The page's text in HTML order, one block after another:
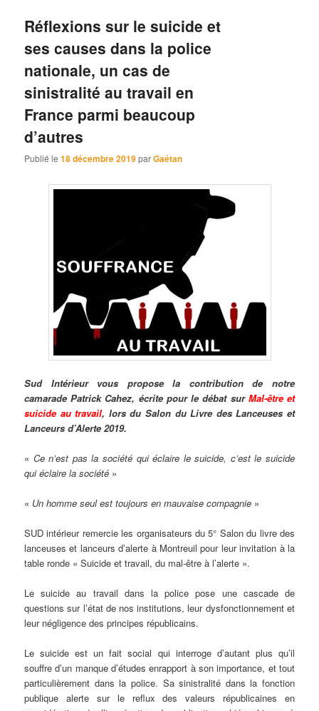
Réflexions sur le suicide et
ses causes dans la police
nationale, un cas de
sinistralité au travail en
France parmi beaucoup
d’autres
Publié le18 décembre 2019parGaétan
Sud Intérieur vous propose la contribution de notre
camarade Patrick Cahez, écrite pour le débat sur Mal-être et
suicide au travail, lors du Salon du Livre des Lanceuses et
Lanceurs d’Alerte 2019.
« Ce n’est pas la société qui éclaire le suicide, c’est le suicide
qui éclaire la société »
« Un homme seul est toujours en mauvaise compagnie »
SUD intérieur remercie les organisateurs du 5° Salon du livre des
lanceuses et lanceurs d’alerte à Montreuil pour leur invitation à la
table ronde « Suicide et travail, du mal-être à l’alerte ».
Le suicide au travail dans la police pose une cascade de
questions sur l’état de nos institutions, leur dysfonctionnement et
leur négligence des principes républicains.
Le suicide est un fait social qui interroge d’autant plus qu’il
souffre d’un manque d’études enrapport à son importance, et tout
particulièrement dans la police. Sa sinistralité dans la fonction
publique alerte sur le reflux des valeurs républicaines en